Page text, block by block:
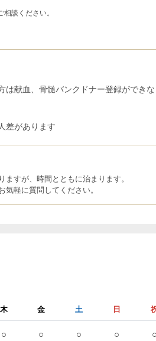
談ください。
は献血、骨髄バンクドナー登録ができ
差があります
すが、時間とともに治まります。
気軽に質問してください。
木 金 土 日
○ ○ ○ ○ ○